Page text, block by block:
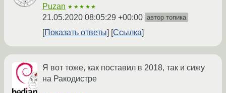
Puzan ★★★★★
21.05.2020 08:05:29 +00:00 автор топика
Показать ответы Ссылка
Я вот тоже, как поставил в 2018, так и сижу
на Ракодистре